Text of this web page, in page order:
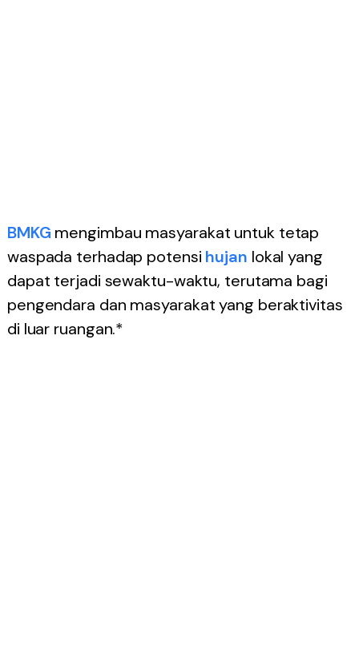
BMKG mengimbau masyarakat untuk tetap
waspada terhadap potensi hujan lokal yang
dapat terjadi sewaktu-waktu, terutama bagi
pengendara dan masyarakat yang beraktivitas
di luar ruangan.*